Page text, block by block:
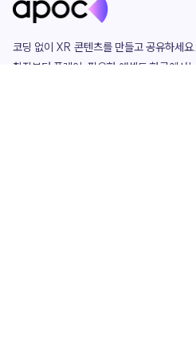
코딩 없이 XR 콘텐츠를 만들고 공유하세요.
창작부터 플레이, 필요한 애셋도 한곳에서!